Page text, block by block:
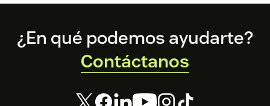
Footer
¿En qué podemos ayudarte?
Contáctanos